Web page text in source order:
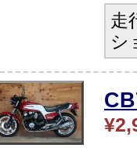
走
シ